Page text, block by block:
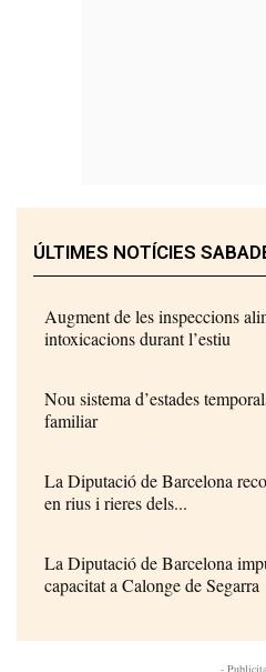
ÚLTIMES NOTÍCIES
Augment de les inspeccions
intoxicacions durant l’estiu
Nou sistema d’estades
familiar
La Diputació de Barcelona
en rius i rieres dels...
La Diputació de Barcelona
capacitat a Calonge de Segarra
-